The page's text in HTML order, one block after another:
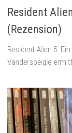
Resident
(Rezension)
Resident Alien 5:
Vanderspeigle